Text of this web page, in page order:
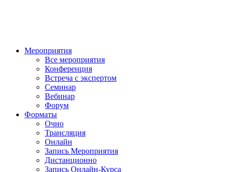
Мероприятия
Все мероприятия
Конференция
Встреча с экспертом
Семинар
Вебинар
Форум
Форматы
Очно
Трансляция
Онлайн
Запись Мероприятия
Дистанционно
Запись Онлайн-Курса